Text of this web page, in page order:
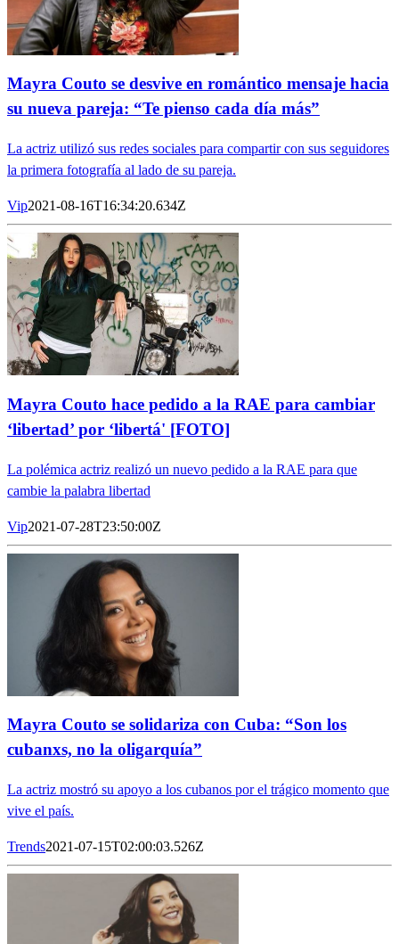
Mayra Couto se desvive en romántico mensaje hacia
su nueva pareja: “Te pienso cada día más”
La actriz utilizó sus redes sociales para compartir con sus seguidores
la primera fotografía al lado de su pareja.
Vip2021-08-16T16:34:20.634Z
Mayra Couto hace pedido a la RAE para cambiar
‘libertad’ por ‘libertá' [FOTO]
La polémica actriz realizó un nuevo pedido a la RAE para que
cambie la palabra libertad
Vip2021-07-28T23:50:00Z
Mayra Couto se solidariza con Cuba: “Son los
cubanxs, no la oligarquía”
La actriz mostró su apoyo a los cubanos por el trágico momento que
vive el país.
Trends2021-07-15T02:00:03.526Z